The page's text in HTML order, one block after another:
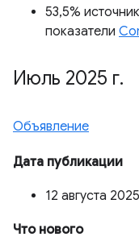
53,5%
показатели
Июль 2025 г.
Объявление
Дата публикации
12 августа
Что нового